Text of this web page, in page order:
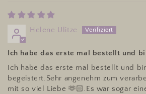
Helene Ulitze
Ich habe das erste mal bestellt und
Ich habe das erste mal bestellt und
begeistert.Sehr angenehm zum
mit so viel Liebe 🫶🏻.Es war sogar